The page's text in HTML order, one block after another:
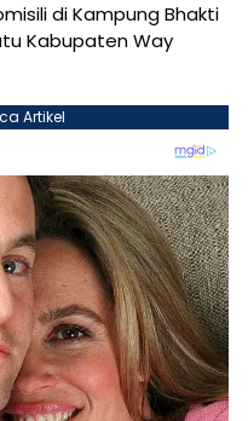
di Kampung Bhakti
Kabupaten Way
Artikel